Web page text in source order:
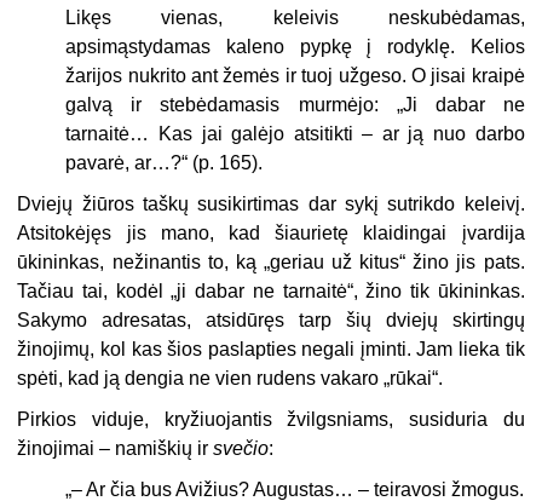
Likęs vienas, keleivis neskubėdamas,
apsimąstydamas kaleno pypkę į rodyklę. Kelios
žarijos nukrito ant žemės ir tuoj užgeso. O jisai kraipė
galvą ir stebėdamasis murmėjo: „Ji dabar ne
tarnaitė… Kas jai galėjo atsitikti – ar ją nuo darbo
pavarė, ar…?“ (p. 165).
Dviejų žiūros taškų susikirtimas dar sykį sutrikdo keleivį.
Atsitokėjęs jis mano, kad šiaurietę klaidingai įvardija
ūkininkas, nežinantis to, ką „geriau už kitus“ žino jis pats.
Tačiau tai, kodėl „ji dabar ne tarnaitė“, žino tik ūkininkas.
Sakymo adresatas, atsidūręs tarp šių dviejų skirtingų
žinojimų, kol kas šios paslapties negali įminti. Jam lieka tik
spėti, kad ją dengia ne vien rudens vakaro „rūkai“.
Pirkios viduje, kryžiuojantis žvilgsniams, susiduria du
žinojimai – namiškių irsvečio:
„– Ar čia bus Avižius? Augustas… – teiravosi žmogus.